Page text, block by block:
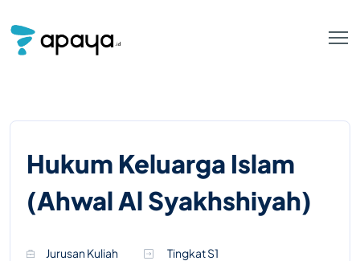
Hukum Keluarga Islam
(Ahwal Al Syakhshiyah)
Jurusan Kuliah Tingkat S1